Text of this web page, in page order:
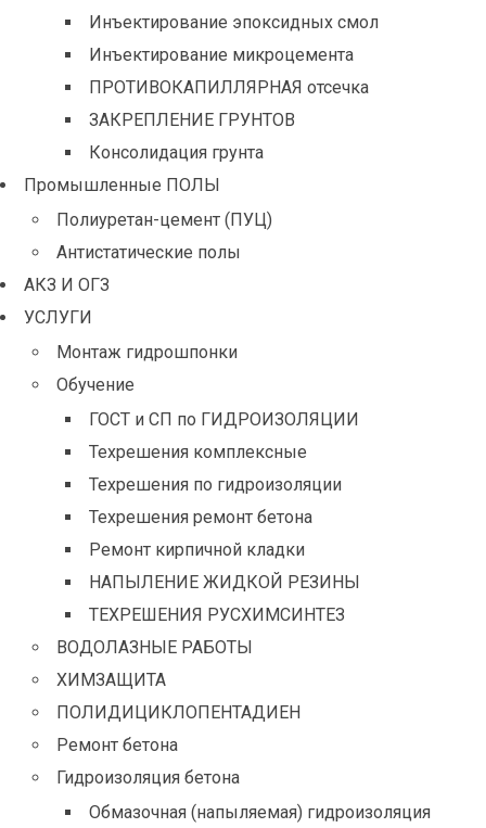
Инъектирование эпоксидных смол
Инъектирование микроцемента
ПРОТИВОКАПИЛЛЯРНАЯ отсечка
ЗАКРЕПЛЕНИЕ ГРУНТОВ
Консолидация грунта
Промышленные ПОЛЫ
Полиуретан-цемент (ПУЦ)
Антистатические полы
АКЗ И ОГЗ
УСЛУГИ
Монтаж гидрошпонки
Обучение
ГОСТ и СП по ГИДРОИЗОЛЯЦИИ
Техрешения комплексные
Техрешения по гидроизоляции
Техрешения ремонт бетона
Ремонт кирпичной кладки
НАПЫЛЕНИЕ ЖИДКОЙ РЕЗИНЫ
ТЕХРЕШЕНИЯ РУСХИМСИНТЕЗ
ВОДОЛАЗНЫЕ РАБОТЫ
ХИМЗАЩИТА
ПОЛИДИЦИКЛОПЕНТАДИЕН
Ремонт бетона
Гидроизоляция бетона
Обмазочная (напыляемая) гидроизоляция